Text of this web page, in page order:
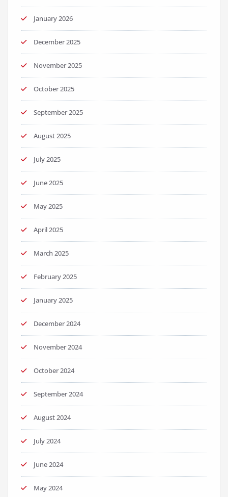
January 2026
December 2025
November 2025
October 2025
September 2025
August 2025
July 2025
June 2025
May 2025
April 2025
March 2025
February 2025
January 2025
December 2024
November 2024
October 2024
September 2024
August 2024
July 2024
June 2024
May 2024